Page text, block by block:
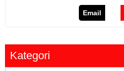
Email
Kategori